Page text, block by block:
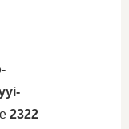
2322